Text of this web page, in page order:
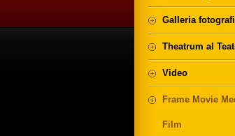
Galleria
Theatrum al
Video
Frame Movie
Film